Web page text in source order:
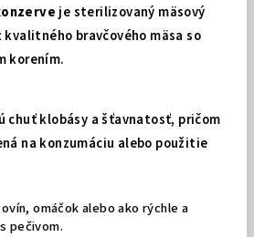
je sterilizovaný mäsový
bravčového mäsa so
korením.
chuť klobásy a šťavnatosť, pričom
na konzumáciu alebo použitie
omáčok alebo ako rýchle a
pečivom.